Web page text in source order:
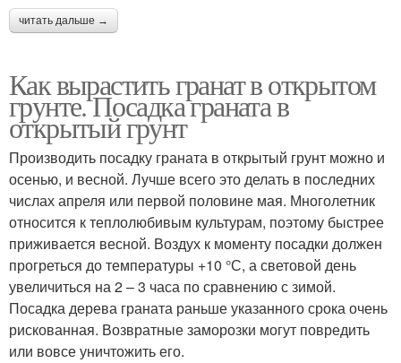
читать дальше →
Как вырастить гранат в открытом
грунте. Посадка граната в
открытый грунт
Производить посадку граната в открытый грунт можно и
осенью, и весной. Лучше всего это делать в последних
числах апреля или первой половине мая. Многолетник
относится к теплолюбивым культурам, поэтому быстрее
приживается весной. Воздух к моменту посадки должен
прогреться до температуры +10 °С, а световой день
увеличиться на 2 – 3 часа по сравнению с зимой.
Посадка дерева граната раньше указанного срока очень
рискованная. Возвратные заморозки могут повредить
или вовсе уничтожить его.